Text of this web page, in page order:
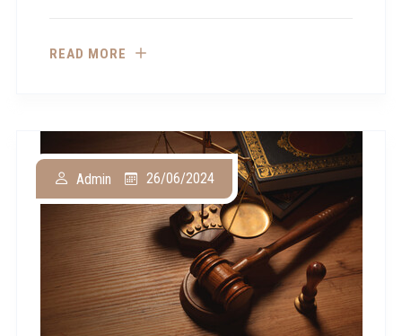
READ MORE
Admin 26/06/2024